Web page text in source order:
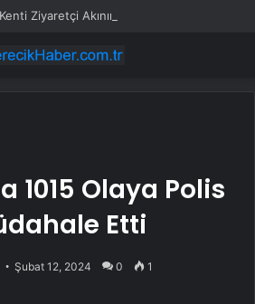
Ziyaretçi Akınına Uğradı
1015 Olaya Polis
Etti
Şubat 12, 2024 0 1